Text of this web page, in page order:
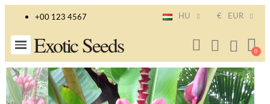
+00 123 4567 HU € EUR
Exotic Seeds